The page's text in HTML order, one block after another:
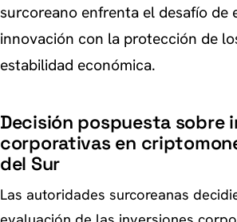
surcoreano enfrenta el desafío de
innovación con la protección de
estabilidad económica.
Decisión pospuesta sobre
corporativas en
del Sur
Las autoridades surcoreanas